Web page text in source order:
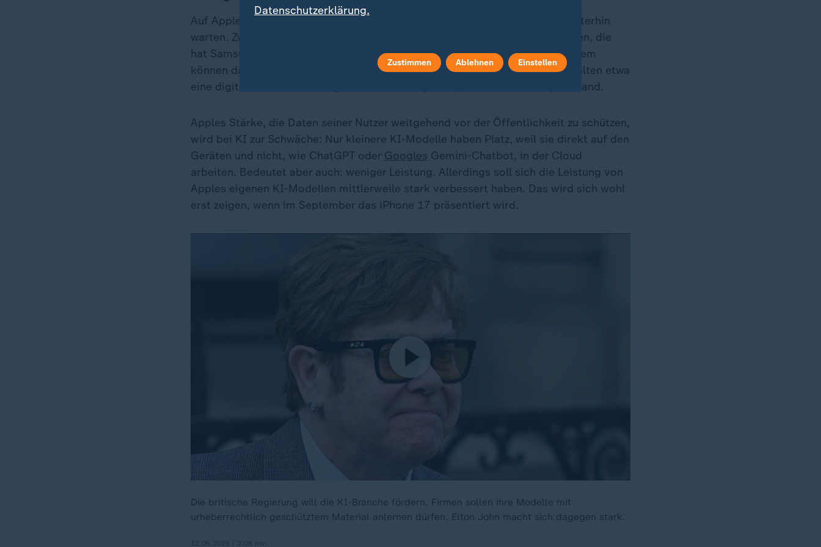
Auf Apples überarbeitete Sprachassistentin Siri müssen Nutzer dagegen weiterhin
warten. Zwar bekommen iPhones künftig Live-Übersetzungen von Gesprächen, die
hat Samsung jedoch seit Jahren im Angebot. Auch Gadgets im Betriebssystem
können das nicht ersetzen: im digitalen Wallet gespeicherte Bordkarten erhalten etwa
eine digitale Live-Verbindung zu aktuellen Flugdaten, wie Gate und Gepäckband.
Apples Stärke, die Daten seiner Nutzer weitgehend vor der Öffentlichkeit zu schützen,
wird bei KI zur Schwäche: Nur kleinere KI-Modelle haben Platz, weil sie direkt auf den
Geräten und nicht, wie ChatGPT oder Googles Gemini-Chatbot, in der Cloud
arbeiten. Bedeutet aber auch: weniger Leistung. Allerdings soll sich die Leistung von
Apples eigenen KI-Modellen mittlerweile stark verbessert haben. Das wird sich wohl
erst zeigen, wenn im September das iPhone 17 präsentiert wird.
Die britische Regierung will die KI-Branche fördern. Firmen sollen ihre Modelle mit
urheberrechtlich geschütztem Material anlernen dürfen. Elton John macht sich dagegen stark.
Datenschutzerklärung.
Zustimmen Ablehnen Einstellen